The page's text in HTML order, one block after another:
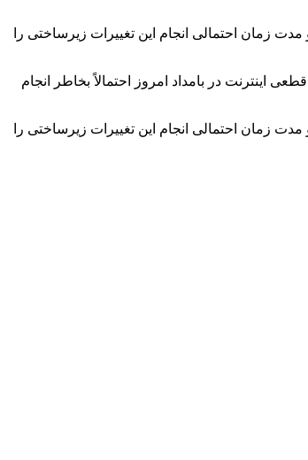
زمان احتمالی انجام این تغییرات زیرساختی را
اینترنت در بامداد امروز احتمالاً بخاطر انجام
زمان احتمالی انجام این تغییرات زیرساختی را